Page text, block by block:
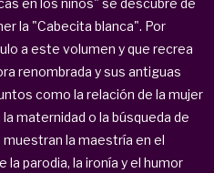
la "Cabecita blanca". Por
a este volumen y que recrea
renombrada y sus antiguas
como la relación de la mujer
maternidad o la búsqueda de
la maestría en el
parodia, la ironía y el humor